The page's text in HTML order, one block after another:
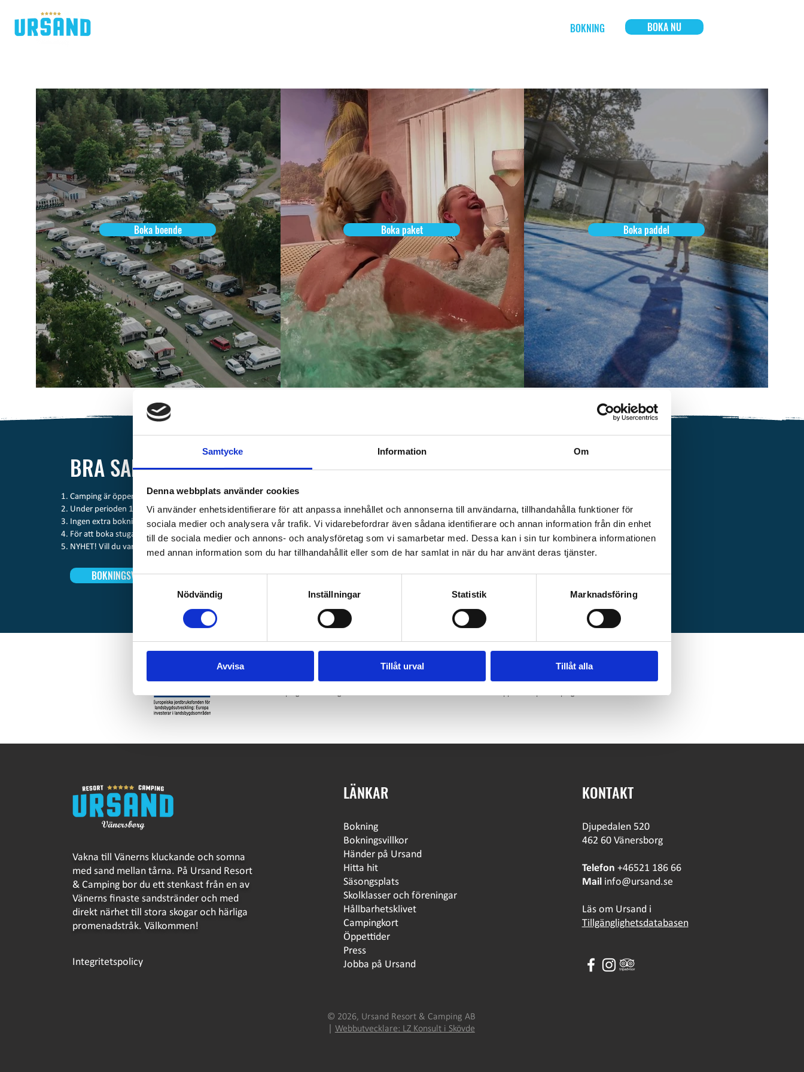
Samtycke Information Om
Denna webbplats använder cookies
Vi använder enhetsidentifierare för att anpassa innehållet och annonserna till användarna, tillhandahålla funktioner för
sociala medier och analysera vår trafik. Vi vidarebefordrar även sådana identifierare och annan information från din enhet
till de sociala medier och annons- och analysföretag som vi samarbetar med. Dessa kan i sin tur kombinera informationen
med annan information som du har tillhandahållit eller som de har samlat in när du har använt deras tjänster.
Samtyckesval
Nödvändig
Inställningar Statistik Marknadsföring
Avvisa Tillåt urval Tillåt alla
BOKNING BOKA NU
Boka boende Boka paket Boka paddel
BRA SAKER ATT KÄNNA TILL
Camping är öppen 1/1-31/12
Under perioden 16/6 - 10/8 så har vi fullservice och receptionen är öppen.Öppettider hittar ni här.
Ingen extra bokningsavgift vid onlinebokning eller telefon.
För att boka stuga hos oss måste du vara minst 23 år gammal.
NYHET! Vill du vara garanterad en specifik plats, så kan ni lägga till ett platsval vid bokning till en extra kostnad.
BOKNINGSVILLKOR ORDNINGSREGLER LÄNK TILL BOKNING
Tack vare pengar från europeiska jordbruksfonden för landsbygdsutveckling har vi kunnat göra investeringar i vår restaurang på
Ursand Camping. Investeringen kommer bidra till ännu trivsammare helhetsupplevelse på campingen
Vakna till Vänerns kluckande och somna
med sand mellan tårna. På Ursand Resort
& Camping bor du ett stenkast från en av
Vänerns finaste sandstränder och med
direkt närhet till stora skogar och härliga
promenadstråk. Välkommen!
Integritetspolicy
LÄNKAR
Bokning
Bokningsvillkor
Händer på Ursand
Hitta hit
Säsongsplats
Skolklasser och föreningar
Hållbarhetsklivet
Campingkort
Öppettider
Press
Jobba på Ursand
© 2026, Ursand Resort & Camping AB
Webbutvecklare: LZ Konsult i Skövde
KONTAKT
Djupedalen 520
462 60 Vänersborg
Telefon +46521 186 66
Mail info@ursand.se
Läs om Ursand i
Tillgänglighetsdatabasen